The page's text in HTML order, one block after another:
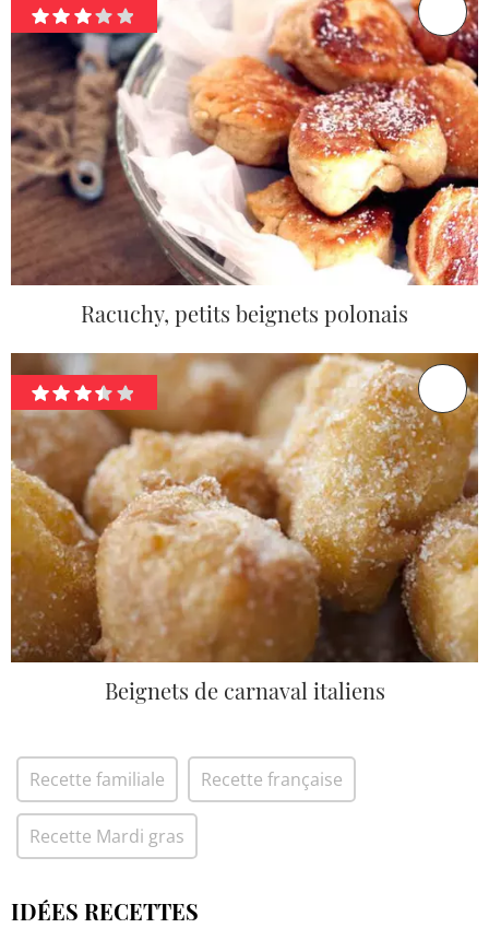
Racuchy, petits beignets polonais
Beignets de carnaval italiens
Recette familiale Recette française
Recette Mardi gras
IDÉES RECETTES